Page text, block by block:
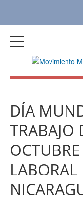
DÍA
TRABAJO
LABORAL